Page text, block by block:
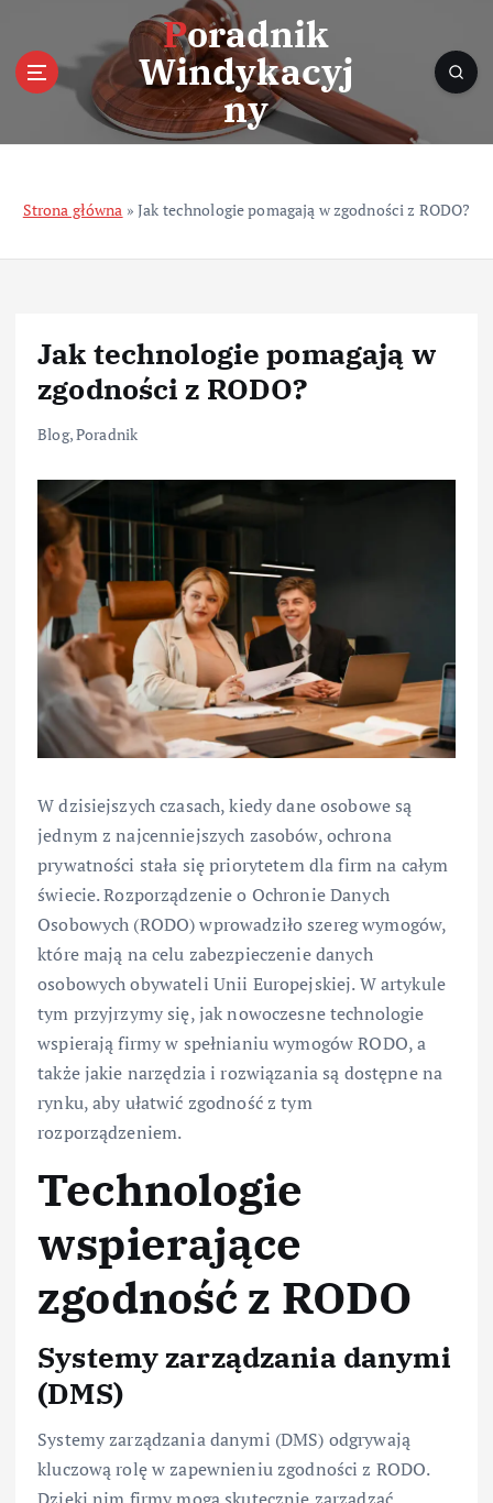
e
Poradnik
Windykacyj
ny
Strona główna »Jak technologie pomagają w zgodności z RODO?
Jak technologie pomagają w
zgodności z RODO?
Blog,Poradnik
W dzisiejszych czasach, kiedy dane osobowe są
jednym z najcenniejszych zasobów, ochrona
prywatności stała się priorytetem dla firm na całym
świecie. Rozporządzenie o Ochronie Danych
Osobowych (RODO) wprowadziło szereg wymogów,
które mają na celu zabezpieczenie danych
osobowych obywateli Unii Europejskiej. W artykule
tym przyjrzymy się, jak nowoczesne technologie
wspierają firmy w spełnianiu wymogów RODO, a
także jakie narzędzia i rozwiązania są dostępne na
rynku, aby ułatwić zgodność z tym
rozporządzeniem.
Technologie
wspierające
zgodność z RODO
Systemy zarządzania danymi
(DMS)
Systemy zarządzania danymi (DMS) odgrywają
kluczową rolę w zapewnieniu zgodności z RODO.